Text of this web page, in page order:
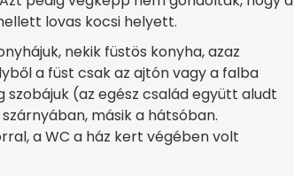
lovas kocsi helyett.
nekik füstös konyha, azaz
a füst csak az ajtón vagy a falba
(az egész család együtt aludt
másik a hátsóban.
a WC a ház kert végében volt